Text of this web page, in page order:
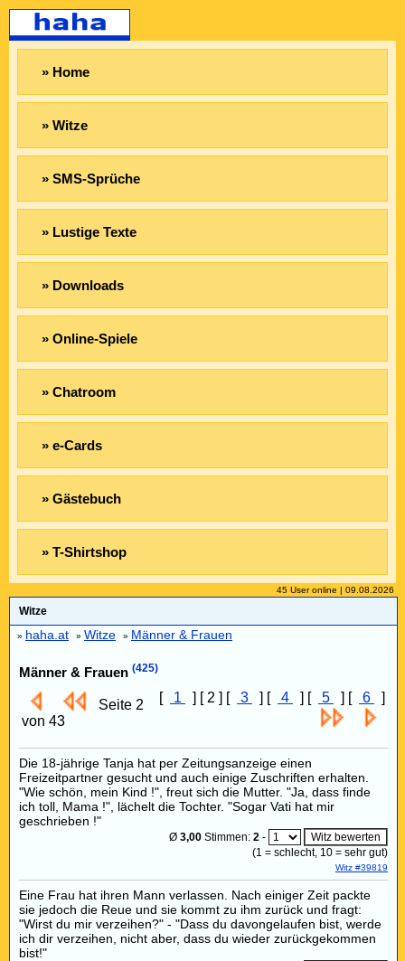
» Home
» Witze
» SMS-Sprüche
» Lustige Texte
» Downloads
» Online-Spiele
» Chatroom
» e-Cards
» Gästebuch
» T-Shirtshop
45 User online | 09.08.2026
Witze
» haha.at » Witze » Männer & Frauen
Männer & Frauen (425)
Seite 2
von 43
[ 1 ] [ 2 ] [ 3 ] [ 4 ] [ 5 ] [ 6 ]
Die 18-jährige Tanja hat per Zeitungsanzeige einen
Freizeitpartner gesucht und auch einige Zuschriften erhalten.
"Wie schön, mein Kind !", freut sich die Mutter. "Ja, dass finde
ich toll, Mama !", lächelt die Tochter. "Sogar Vati hat mir
geschrieben !"
Ø 3,00 Stimmen: 2 -
(1 = schlecht, 10 = sehr gut)
Witz #39819
Eine Frau hat ihren Mann verlassen. Nach einiger Zeit packte
sie jedoch die Reue und sie kommt zu ihm zurück und fragt:
"Wirst du mir verzeihen?" - "Dass du davongelaufen bist, werde
ich dir verzeihen, nicht aber, dass du wieder zurückgekommen
bist!"